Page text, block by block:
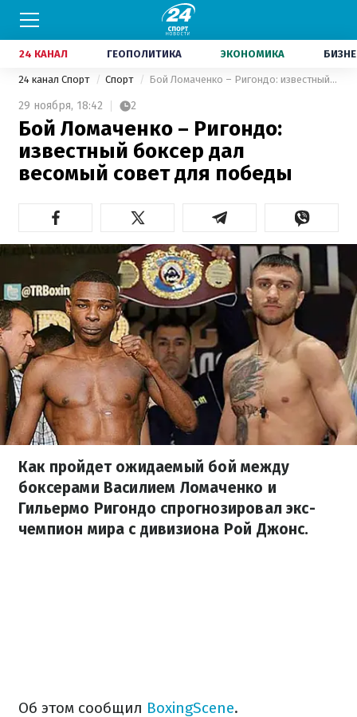
24 КАНАЛ ГЕОПОЛИТИКА ЭКОНОМИКА
24 канал Спорт Спорт Бой Ломаченко – Ригондо: известный боксер дал весомый совет для победы
29 ноября, 18:42 2
Бой Ломаченко – Ригондо:
известный боксер дал
весомый совет для победы
Как пройдет ожидаемый бой между
боксерами Василием Ломаченко и
Гильермо Ригондо спрогнозировал экс-
чемпион мира с дивизиона Рой Джонс.
Об этом сообщил BoxingScene.